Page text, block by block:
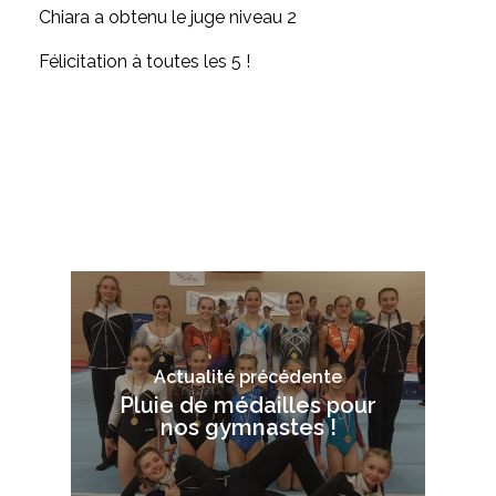
Chiara a obtenu le juge niveau 2
Félicitation à toutes les 5 !
Actualité précédente
Pluie de médailles pour
nos gymnastes !